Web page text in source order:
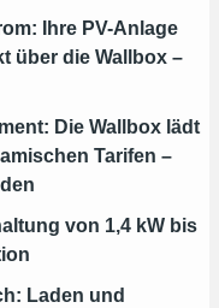
Ihre PV-Anlage
über die Wallbox –
Die Wallbox lädt
Tarifen –
von 1,4 kW bis
Laden und